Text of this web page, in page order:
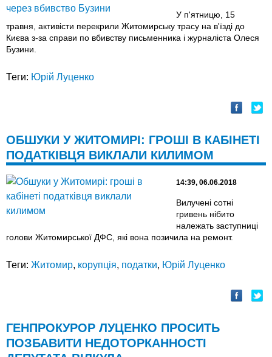
У п'ятницю, 15
травня, активісти перекрили Житомирську трасу на в'їзді до
Києва з-за справи по вбивству письменника і журналіста Олеся
Бузини.
Теги: Юрій Луценко
ОБШУКИ У ЖИТОМИРІ: ГРОШІ В КАБІНЕТІ
ПОДАТКІВЦЯ ВИКЛАЛИ КИЛИМОМ
14:39, 06.06.2018
Вилучені сотні
гривень нібито
належать заступниці
голови Житомирської ДФС, які вона позичила на ремонт.
Теги: Житомир, корупція, податки, Юрій Луценко
ГЕНПРОКУРОР ЛУЦЕНКО ПРОСИТЬ
ПОЗБАВИТИ НЕДОТОРКАННОСТІ